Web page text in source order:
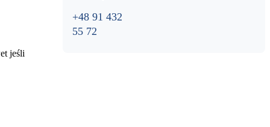
jeśli
+48 91 432
55 72